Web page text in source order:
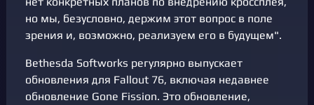
но мы, безусловно, держим этот вопрос в поле
зрения и, возможно, реализуем его в будущем".
Bethesda Softworks регулярно выпускает
обновления для Fallout 76, включая недавнее
обновление Gone Fission. Это обновление,